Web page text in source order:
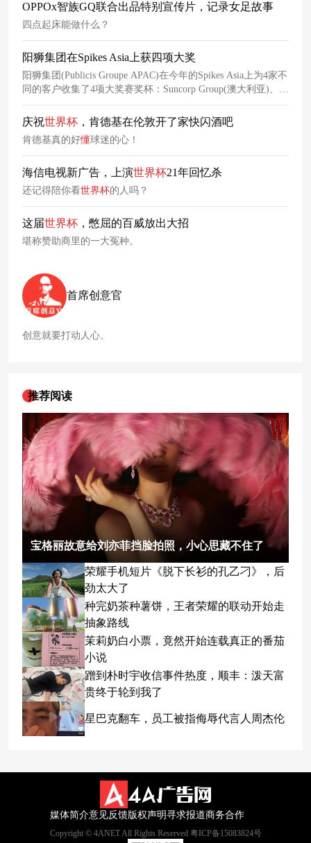
OPPOx智族GQ联合出品特别宣传片，记录女足故事
四点起床能做什么？
阳狮集团在Spikes Asia上获四项大奖
阳狮集团(Publicis Groupe APAC)在今年的Spikes Asia上为4家不
同的客户收集了4项大奖赛奖杯：Suncorp Group(澳大利亚)、
McDonald‘s(菲律宾)、Oreo(印度亿滋)和Whisper(P&G India)。
Groupe还获得了两个梦寐以求的玻璃钉(变革奖)， Leo Burnett
赢得了年度最佳网络奖，同时在印度和菲律宾获得了年度最佳
机构奖。
庆祝世界杯 ，肯德基在伦敦开了家快闪酒吧
肯德基真的好懂球迷的心！
海信电视新广告，上演世界杯21年回忆杀
还记得陪你看世界杯的人吗？
这届世界杯 ，憋屈的百威放出大招
堪称赞助商里的一大冤种。
首席创意官
创意就要打动人心。
推荐阅读
宝格丽故意给刘亦菲挡脸拍照，小心思藏不住了
荣耀手机短片《脱下长衫的孔乙刁》，后
劲太大了
种完奶茶种薯饼，王者荣耀的联动开始走
抽象路线
茉莉奶白小票，竟然开始连载真正的番茄
小说
蹭到朴时宇收信事件热度，顺丰：泼天富
贵终于轮到我了
星巴克翻车，员工被指侮辱代言人周杰伦
媒体简介意见反馈版权声明寻求报道商务合作
Copyright © 4ANET All Rights Reserved 粤ICP备15083824号